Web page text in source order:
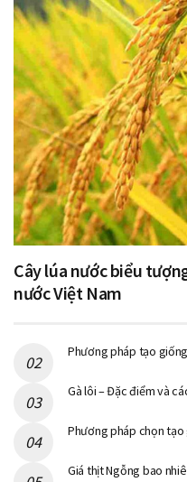
Cây lúa nước biểu
nước Việt Nam
Phương pháp tạo
Gà lôi – Đặc điểm và
Phương pháp chọn
Giá thịt Ngỗng bao